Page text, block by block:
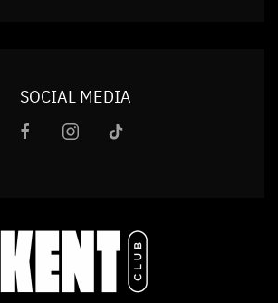
SOCIAL MEDIA